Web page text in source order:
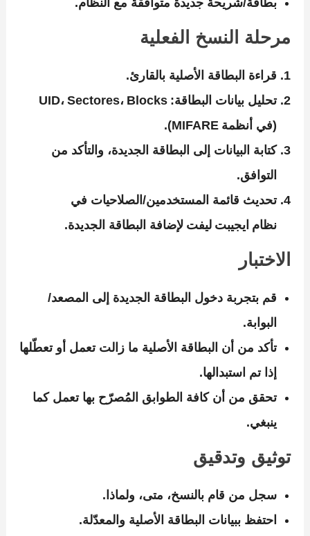
بطاقة/شريحة جديدة متوافقة مع النظام.
مرحلة النسخ الفعلية
قراءة البطاقة الأصلية بالقارئ.
تحليل بيانات البطاقة: UID، Sectores، Blocks
(في أنظمة MIFARE).
كتابة البيانات إلى البطاقة الجديدة، والتأكد من
التوافق.
تحديث قائمة المستخدمين/الصلاحيات في
نظام ايجيبت ليفت لإضافة البطاقة الجديدة.
الاختبار
قم بتجربة دخول البطاقة الجديدة إلى المصعد/
البوابة.
تأكد من أن البطاقة الأصلية ما زالت تعمل أو تعطّلها
إذا تم استبدالها.
تحقق من أن كافة الطوابق المُصرّح بها تعمل كما
ينبغي.
توثيق وتدقيق
سجل من قام بالنسخ، متى، ولماذا.
احتفظ ببيانات البطاقة الأصلية والمعدّلة.